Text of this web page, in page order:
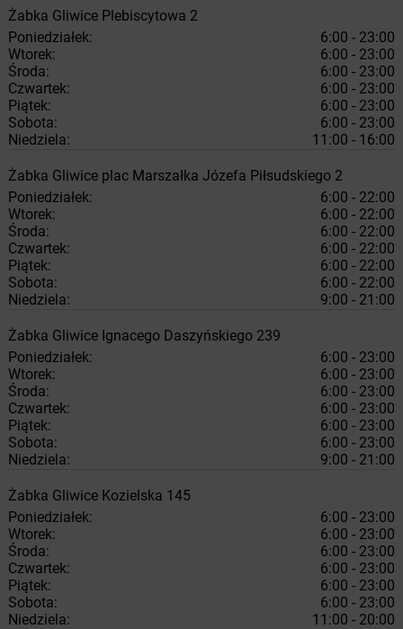
Żabka Gliwice Plebiscytowa 2
Poniedziałek:
6:00 - 23:00
Wtorek:
6:00 - 23:00
Środa:
6:00 - 23:00
Czwartek:
6:00 - 23:00
Piątek:
6:00 - 23:00
Sobota:
6:00 - 23:00
Niedziela:
11:00 - 16:00
Żabka Gliwice plac Marszałka Józefa Piłsudskiego 2
Poniedziałek:
6:00 - 22:00
Wtorek:
6:00 - 22:00
Środa:
6:00 - 22:00
Czwartek:
6:00 - 22:00
Piątek:
6:00 - 22:00
Sobota:
6:00 - 22:00
Niedziela:
9:00 - 21:00
Żabka Gliwice Ignacego Daszyńskiego 239
Poniedziałek:
6:00 - 23:00
Wtorek:
6:00 - 23:00
Środa:
6:00 - 23:00
Czwartek:
6:00 - 23:00
Piątek:
6:00 - 23:00
Sobota:
6:00 - 23:00
Niedziela:
9:00 - 21:00
Żabka Gliwice Kozielska 145
Poniedziałek:
6:00 - 23:00
Wtorek:
6:00 - 23:00
Środa:
6:00 - 23:00
Czwartek:
6:00 - 23:00
Piątek:
6:00 - 23:00
Sobota:
6:00 - 23:00
Niedziela:
11:00 - 20:00